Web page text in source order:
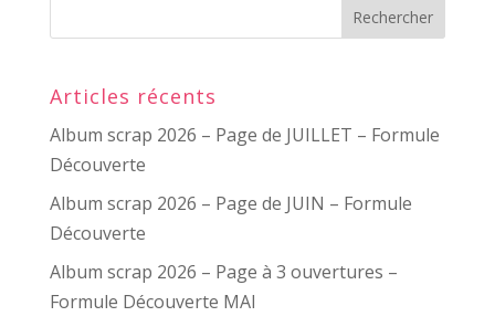
Articles récents
Album scrap 2026 – Page de JUILLET – Formule
Découverte
Album scrap 2026 – Page de JUIN – Formule
Découverte
Album scrap 2026 – Page à 3 ouvertures –
Formule Découverte MAI